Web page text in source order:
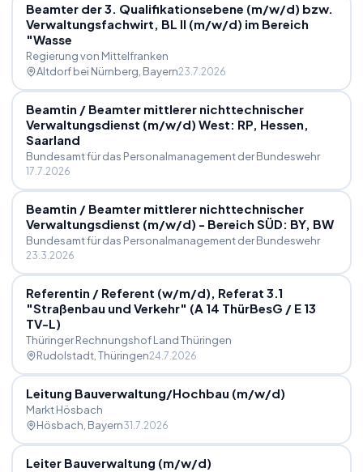
Beamter der 3. Qualifikationsebene (m/w/d) bzw.
Verwaltungsfachwirt, BL II (m/w/d) im Bereich
"Wasse
Regierung von Mittelfranken
Altdorf bei Nürnberg , Bayern23.7.2026
Beamtin /Beamter mittlerer nichttechnischer
Verwaltungsdienst (m/w/d) West: RP, Hessen,
Saarland
Bundesamt für das Personalmanagement der Bundeswehr
17.7.2026
Beamtin /Beamter mittlerer nichttechnischer
Verwaltungsdienst (m/w/d) - Bereich SÜD: BY, BW
Bundesamt für das Personalmanagement der Bundeswehr
23.3.2026
Referentin /Referent (w/m/d), Referat 3.1
"Straßenbau und Verkehr" (A 14 ThürBesG /E 13
TV-L)
Thüringer Rechnungshof Land Thüringen
Rudolstadt, Thüringen24.7.2026
Leitung Bauverwaltung/Hochbau (m/w/d)
Markt Hösbach
Hösbach , Bayern31.7.2026
Leiter Bauverwaltung (m/w/d)